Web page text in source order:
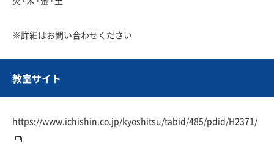
※詳細はお問い合わせください
教室サイト
https://www.ichishin.co.jp/kyoshitsu/tabid/485/pdid/H2371/